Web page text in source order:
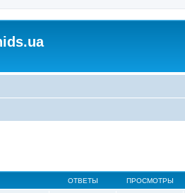
ОТВЕТЫ ПРОСМОТРЫ